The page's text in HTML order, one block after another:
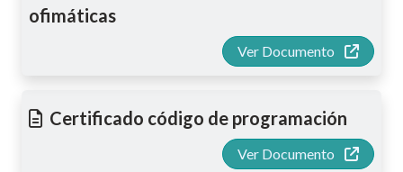
ofimáticas
Ver Documento
Certificado código de programación
Ver Documento